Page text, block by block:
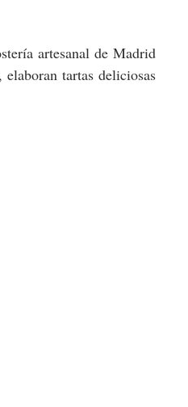
artesanal de Madrid
tartas deliciosas